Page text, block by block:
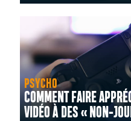
PSYCHO
COMMENT FAIRE
VIDÉO À DES « NON-